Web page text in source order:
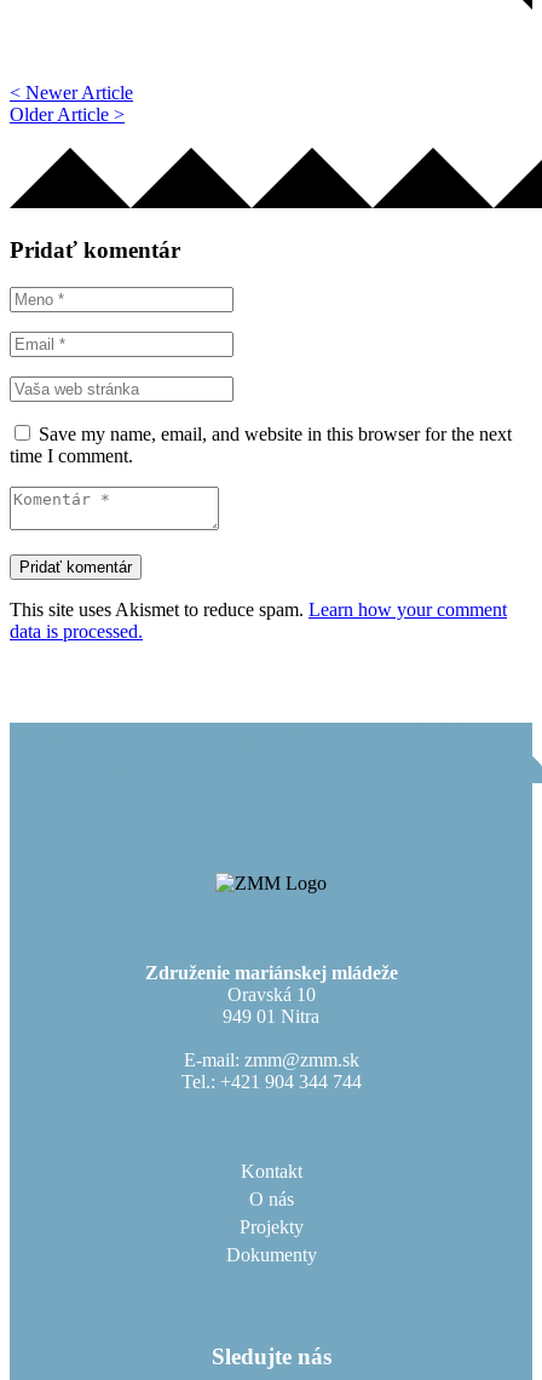
< Newer Article
Older Article >
Pridať komentár
Save my name, email, and website in this browser for the next
time I comment.
This site uses Akismet to reduce spam. Learn how your comment
data is processed.
Združenie mariánskej mládeže
Oravská 10
949 01 Nitra
E-mail: zmm@zmm.sk
Tel.: +421 904 344 744
Kontakt
O nás
Projekty
Dokumenty
Sledujte nás